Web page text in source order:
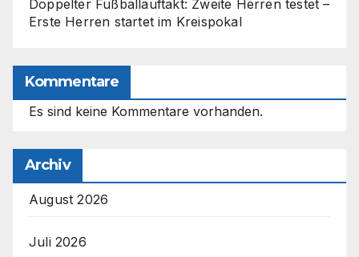
Doppelter Fußballauftakt: Zweite Herren testet –
Erste Herren startet im Kreispokal
Kommentare
Es sind keine Kommentare vorhanden.
Archiv
August 2026
Juli 2026